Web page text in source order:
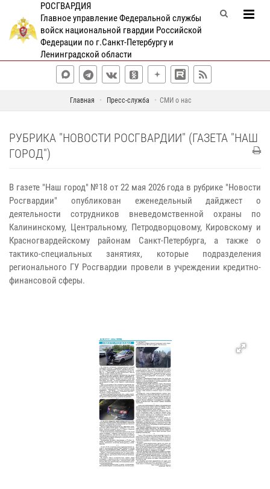
РОСГВАРДИЯ
Главное управление Федеральной службы
войск национальной гвардии Российской
Федерации по г.Санкт-Петербургу и
Ленинградской области
Главная Пресс-служба СМИ о нас
РУБРИКА "НОВОСТИ РОСГВАРДИИ" (ГАЗЕТА "НАШ
ГОРОД")
В газете "Наш город" №18 от 22 мая 2026 года в рубрике "Новости
Росгвардии" опубликован еженедельный дайджест о
деятельности сотрудников вневедомственной охраны по
Калининскому, Центральному, Петродворцовому, Кировскому и
Красногвардейскому районам Санкт-Петербурга, а также о
тактико-специальных занятиях, которые подразделения
регионального ГУ Росгвардии провели в учреждении кредитно-
финансовой сферы.